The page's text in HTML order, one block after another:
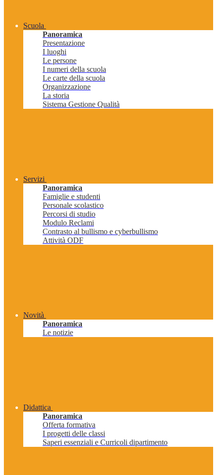
Scuola
Panoramica
Presentazione
I luoghi
Le persone
I numeri della scuola
Le carte della scuola
Organizzazione
La storia
Sistema Gestione Qualità
Servizi
Panoramica
Famiglie e studenti
Personale scolastico
Percorsi di studio
Modulo Reclami
Contrasto al bullismo e cyberbullismo
Attività ODF
Novità
Panoramica
Le notizie
Didattica
Panoramica
Offerta formativa
I progetti delle classi
Saperi essenziali e Curricoli dipartimento